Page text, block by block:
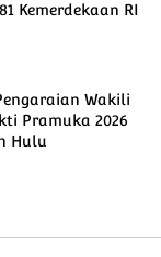
Kemerdekaan RI
Wakili
Pramuka 2026
Hulu